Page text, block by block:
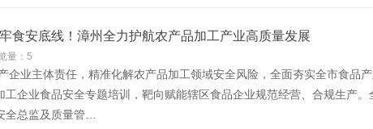
食安底线！漳州全力护航农产品加工产业高质量发展
量：5
企业主体责任，精准化解农产品加工领域安全风险，全面夯实全市食品
工企业食品安全专题培训，靶向赋能辖区食品企业规范经营、合规生产
全总监及质量管…